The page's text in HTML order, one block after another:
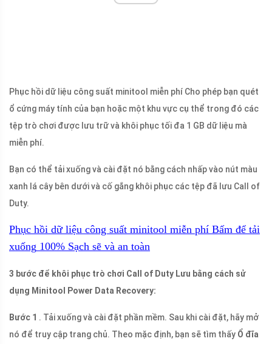
Phục hồi dữ liệu công suất minitool miễn phí Cho phép bạn quét
ổ cứng máy tính của bạn hoặc một khu vực cụ thể trong đó các
tệp trò chơi được lưu trữ và khôi phục tối đa 1 GB dữ liệu mà
miễn phí.
Bạn có thể tải xuống và cài đặt nó bằng cách nhấp vào nút màu
xanh lá cây bên dưới và cố gắng khôi phục các tệp đã lưu Call of
Duty.
Phục hồi dữ liệu công suất minitool miễn phí Bấm để tải
xuống 100% Sạch sẽ và an toàn
3 bước để khôi phục trò chơi Call of Duty Lưu bằng cách sử
dụng Minitool Power Data Recovery:
Bước 1 . Tải xuống và cài đặt phần mềm. Sau khi cài đặt, hãy mở
nó để truy cập trang chủ. Theo mặc định, bạn sẽ tìm thấy Ổ đĩa